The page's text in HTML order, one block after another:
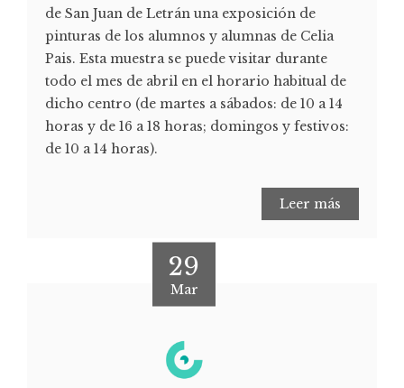
de San Juan de Letrán una exposición de
pinturas de los alumnos y alumnas de Celia
Pais. Esta muestra se puede visitar durante
todo el mes de abril en el horario habitual de
dicho centro (de martes a sábados: de 10 a 14
horas y de 16 a 18 horas; domingos y festivos:
de 10 a 14 horas).
Leer más
29
Mar